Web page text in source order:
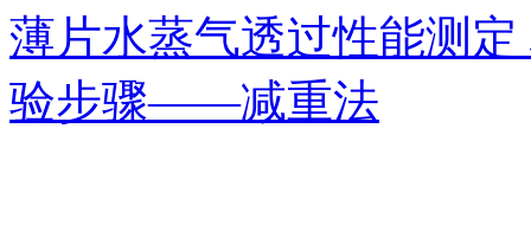
薄片水蒸气透过性能测
验步骤——减重法